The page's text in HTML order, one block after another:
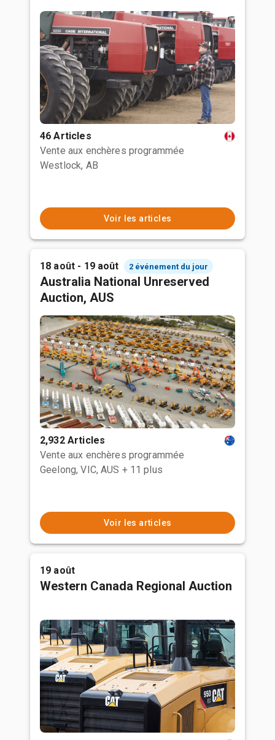
46 Articles
Vente aux enchères programmée
Westlock, AB
Voir les articles
18 août - 19 août 2 événement du jour
Australia National Unreserved
Auction, AUS
2,932 Articles
Vente aux enchères programmée
Geelong, VIC, AUS + 11 plus
Voir les articles
19 août
Western Canada Regional Auction